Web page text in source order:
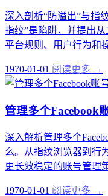
深入剖析“防溢出”与指
指纹”是陷阱，并提出
平台规则、用户行为和
1970-01-01 阅读更多 →
管理多个Facebook
深入解析管理多个
么。从指纹浏览器到行
更长效稳定的账号管理
1970-01-01 阅读更多 →